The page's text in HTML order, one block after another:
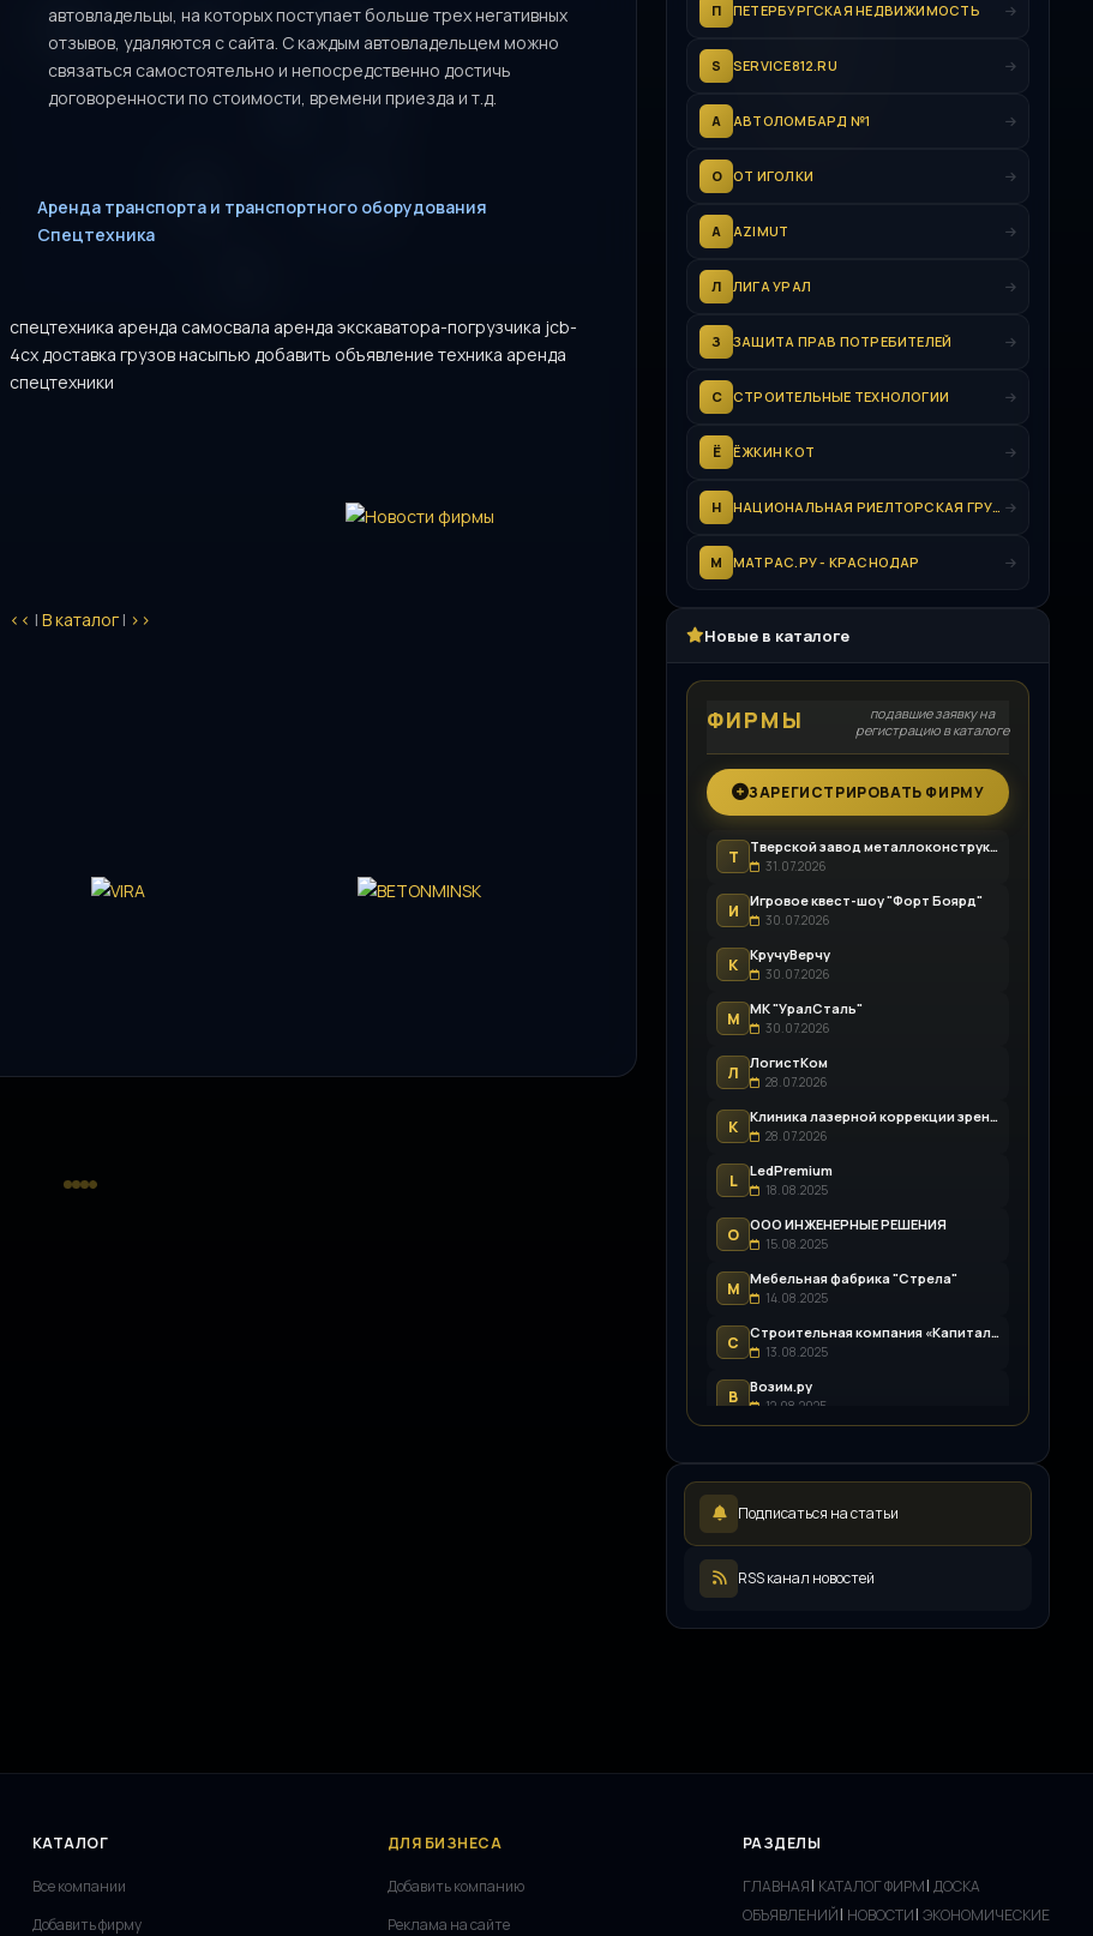
автовладельцы, на которых поступает больше трех негативных
отзывов, удаляются с сайта. С каждым автовладельцем можно
связаться самостоятельно и непосредственно достичь
договоренности по стоимости, времени приезда и т.д.
Аренда транспорта и транспортного оборудования
Спецтехника
спецтехника аренда самосвала аренда экскаватора-погрузчика jcb-
4cx доставка грузов насыпью добавить объявление техника аренда
спецтехники
<< | В каталог | >>
П ПЕТЕРБУРГСКАЯ НЕДВИЖИМОСТЬ
S SERVICE812.RU
А АВТОЛОМБАРД №1
О ОТ ИГОЛКИ
A AZIMUT
Л ЛИГА УРАЛ
З ЗАЩИТА ПРАВ ПОТРЕБИТЕЛЕЙ
С СТРОИТЕЛЬНЫЕ ТЕХНОЛОГИИ
Ё ЁЖКИН КОТ
Н НАЦИОНАЛЬНАЯ РИЕЛТОРСКАЯ ГРУППА (НРГ)
М МАТРАС.РУ - КРАСНОДАР
Новые в каталоге
ФИРМЫ
подавшие заявку на
регистрацию в каталоге
ЗАРЕГИСТРИРОВАТЬ ФИРМУ
Т
Тверской завод металлоконструкций
31.07.2026
И
Игровое квест-шоу "Форт Боярд"
30.07.2026
К
КручуВерчу
30.07.2026
М
МК "УралСталь"
30.07.2026
Л
ЛогистКом
28.07.2026
К
Клиника лазерной коррекции зрения «Зрение Пенза»
28.07.2026
L
LedPremium
18.08.2025
О
ООО ИНЖЕНЕРНЫЕ РЕШЕНИЯ
15.08.2025
М
Мебельная фабрика "Стрела"
14.08.2025
С
Строительная компания «Капитал-Строй»
13.08.2025
В
Возим.ру
12.08.2025
Р 11.08.2025
О
ООО «ЖКХ-Управление»
Подписаться на статьи
RSS канал новостей
КАТАЛОГ
Все компании
Добавить фирму
ДЛЯ БИЗНЕСА
Добавить компанию
Реклама на сайте
РАЗДЕЛЫ
ГЛАВНАЯ| КАТАЛОГ ФИРМ| ДОСКА
ОБЪЯВЛЕНИЙ| НОВОСТИ| ЭКОНОМИЧЕСКИЕ